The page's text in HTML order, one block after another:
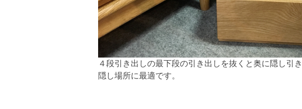
４段引き出しの最下段の引き出しを抜くと奥に隠し引
隠し場所に最適です。